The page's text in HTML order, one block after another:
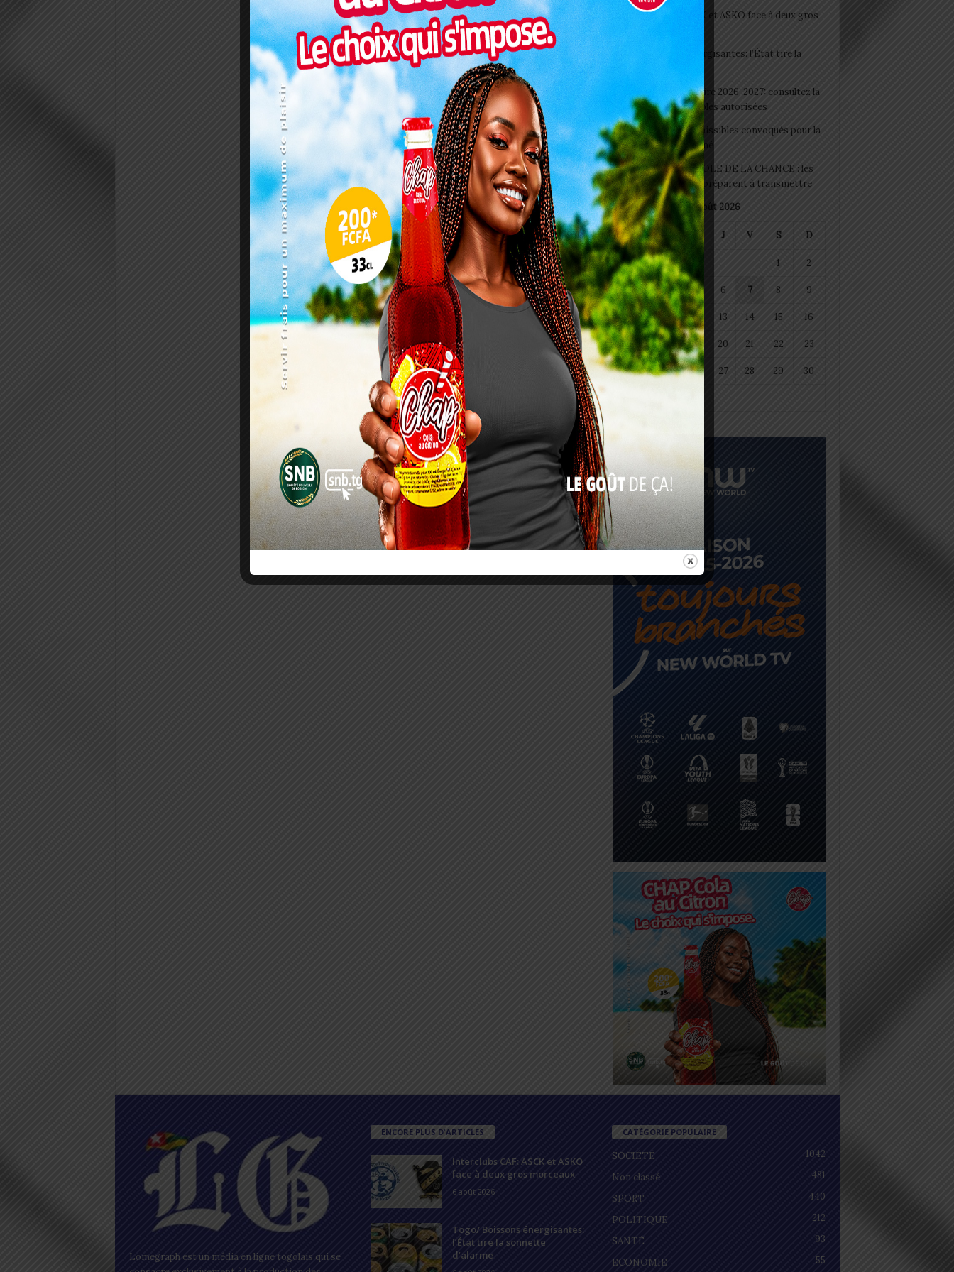
Interclubs CAF: ASCK et ASKO face à deux gros
Togo/ Boissons énergisantes: l’État tire la
Togo/ Rentrée scolaire 2026-2027: consultez la
liste officielle des écoles autorisées
ESSAL 2026 : les admissibles convoqués pour la
visite médicale à Lomé
SWEDD+ Togo / ECOLE DE LA CHANCE : les
maitres-artisans se préparent à transmettre
août 2026
L M M J V S D
1 2
3 4 5 6 7 8 9
10 11 12 13 14 15 16
17 18 19 20 21 22 23
24 25 26 27 28 29 30
Lomegraph est un média en ligne togolais qui se
ENCORE PLUS D'ARTICLES
Interclubs CAF: ASCK et ASKO
face à deux gros morceaux
6 août 2026
Togo/ Boissons énergisantes:
l’État tire la sonnette
d’alarme
CATÉGORIE POPULAIRE
SOCIÉTÉ
1042
Non classé
481
SPORT
440
POLITIQUE
212
SANTÉ
93
ECONOMIE
55